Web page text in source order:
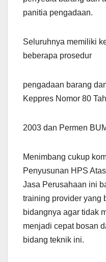
panitia pengadaan.
Seluruhnya memiliki
beberapa prosedur
pengadaan barang
Keppres Nomor 80
2003 dan Permen
Menimbang cukup
Penyusunan HPS
Jasa Perusahaan ini
training provider yang
bidangnya agar tidak
menjadi cepat bosan
bidang teknik ini.